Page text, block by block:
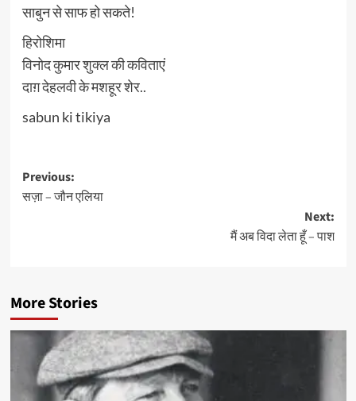
साबुन से साफ हो सकते!
हिरोशिमा
विनोद कुमार शुक्ल की कविताएं
दाग़ देहलवी के मशहूर शेर..
sabun ki tikiya
Post
navigation
Previous:
सज़ा – जौन एलिया
Next:
मैं अब विदा लेता हूँ – पाश
More Stories